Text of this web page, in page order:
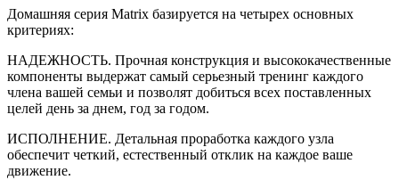
Домашняя серия Matrix базируется на четырех основных
критериях:
НАДЕЖНОСТЬ. Прочная конструкция и высококачественные
компоненты выдержат самый серьезный тренинг каждого
члена вашей семьи и позволят добиться всех поставленных
целей день за днем, год за годом.
ИСПОЛНЕНИЕ. Детальная проработка каждого узла
обеспечит четкий, естественный отклик на каждое ваше
движение.